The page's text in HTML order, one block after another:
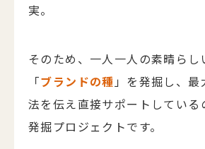
実。
そのため、一人一人の素晴らし
「ブランドの種 」を発掘し、最
法を伝え直接サポートしている
発掘プロジェクトです。